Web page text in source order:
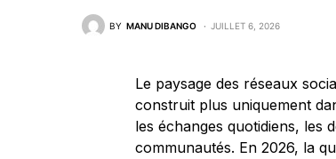
BY MANU DIBANGO JUILLET 6, 2026
Le paysage des réseaux
construit plus uniquement
les échanges quotidiens, les
communautés. En 2026, la